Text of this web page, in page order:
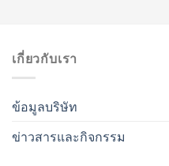
เกี่ยวกับเรา
ข้อมูลบริษัท
ข่าวสารและกิจกรรม